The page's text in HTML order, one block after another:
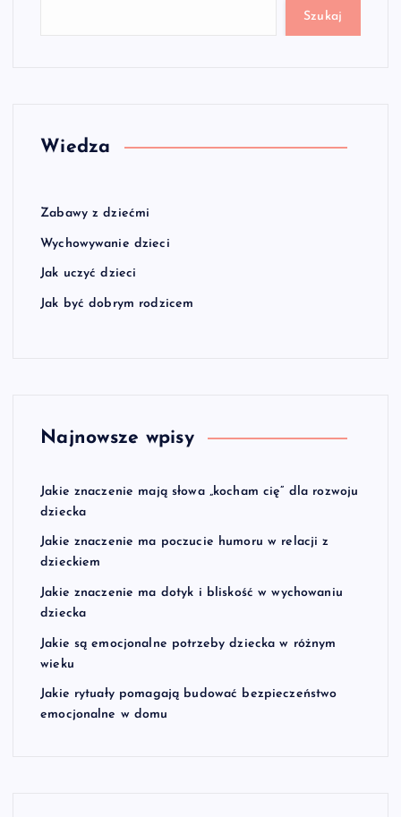
Szukaj
Wiedza
Zabawy z dziećmi
Wychowywanie dzieci
Jak uczyć dzieci
Jak być dobrym rodzicem
Najnowsze wpisy
Jakie znaczenie mają słowa „kocham cię” dla rozwoju
dziecka
Jakie znaczenie ma poczucie humoru w relacji z
dzieckiem
Jakie znaczenie ma dotyk i bliskość w wychowaniu
dziecka
Jakie są emocjonalne potrzeby dziecka w różnym
wieku
Jakie rytuały pomagają budować bezpieczeństwo
emocjonalne w domu